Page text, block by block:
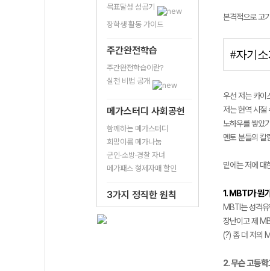
목표달성 성공기
장학생 활동 가이드
주간완전학습
주간완전학습이란?
실천 비법 공개
메가스터디 사회공헌
함께하는 메가스터디
희망이룸 메가나눔
군인·소방·경찰 자녀
메가패스 형제자매 할인
3가지 정직한 원칙
본격적으로 고
#자기
우선 저는 카이
저는 현역 시절
노하우를 쌓았
멘토 분들의 칼
밑에는 저에 대
1. MBTI가 뭔
MBTI는 성격
장난이고 제
(?) 좀 더 저의
2. 무슨 고등